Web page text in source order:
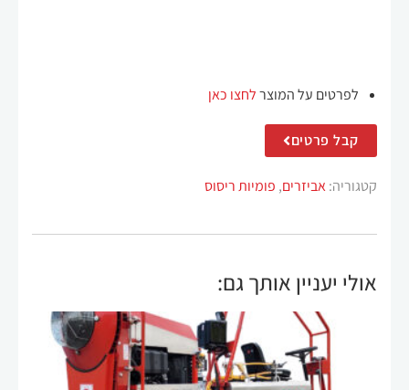
לפרטים על המוצרלחצו כאן
קבל פרטים
קטגוריה:אביזרים, פומיות ריסוס
אולי יעניין אותך גם:
האתר.
על מנת
שנוכל לשפר
את
הפונקציונליות